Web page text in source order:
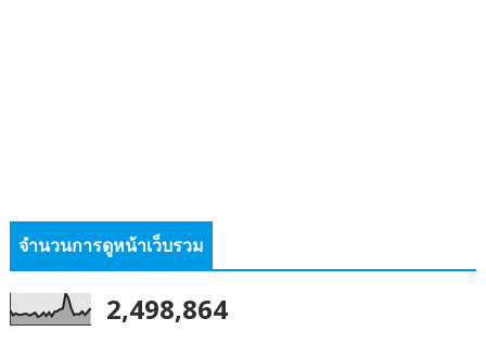
จำนวนการดูหน้าเว็บรวม
2,498,864